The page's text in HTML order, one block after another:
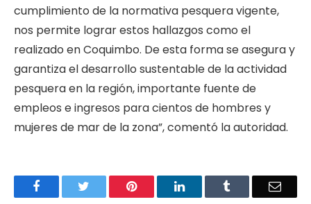
cumplimiento de la normativa pesquera vigente,
nos permite lograr estos hallazgos como el
realizado en Coquimbo. De esta forma se asegura y
garantiza el desarrollo sustentable de la actividad
pesquera en la región, importante fuente de
empleos e ingresos para cientos de hombres y
mujeres de mar de la zona”, comentó la autoridad.
Facebook Pinterest LinkedIn Email